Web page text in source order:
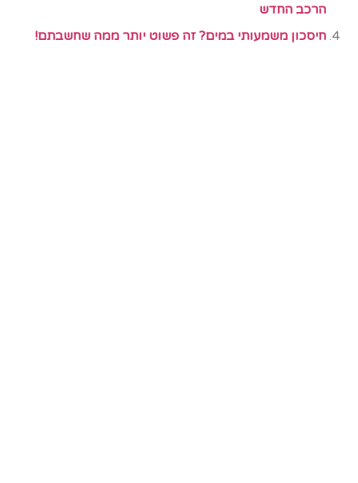
הרכב החדש
חיסכון משמעותי במים? זה פשוט יותר ממה שחשבתם!